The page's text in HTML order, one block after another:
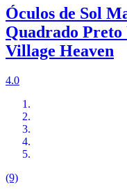
Óculos de Sol
Quadrado
Village Heaven
4.0
(9)